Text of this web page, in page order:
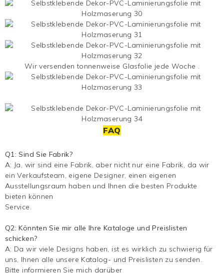
Wir versenden tonnenweise Glasfolie jede Woche .
FAQ
Q1: Sind Sie Fabrik?
A: Ja, wir sind eine Fabrik, aber nicht nur eine Fabrik, da wir
ein Verkaufsteam, eigene Designer, einen eigenen
Ausstellungsraum haben und Ihnen die besten Produkte
bieten können
Service.
Q2: Könnten Sie mir alle Ihre Kataloge und Preislisten
schicken?
A: Da wir viele Designs haben, ist es wirklich zu schwierig für
uns, Ihnen alle unsere Katalog- und Preislisten zu senden.
Bitte informieren Sie mich darüber